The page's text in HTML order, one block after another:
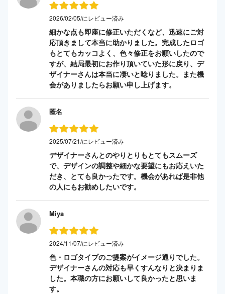
2026/02/05/にレビュー済み
細かな点も即座に修正いただくなど、迅速にご対
応頂きまして本当に助かりました。完成したロゴ
もとてもカッコよく、色々修正をお願いしたので
すが、結局最初にお作り頂いていた形に戻り、デ
ザイナーさんは本当に凄いと唸りました。また機
会がありましたらお願い申し上げます。
匿名
2025/07/21/にレビュー済み
デザイナーさんとのやりとりもとてもスムーズ
で、デザインの調整や細かな要望にもお応えいた
だき、とても良かったです。機会があれば是非他
の人にもお勧めしたいです。
Miya
2024/11/07/にレビュー済み
色・ロゴタイプのご提案がイメージ通りでした。
デザイナーさんの対応も早くすんなりと決まりま
した。本職の方にお願いして良かったと思いま
す。